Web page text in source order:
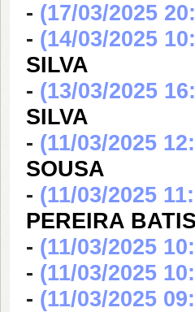
- (17/03/2025
- (14/03/2025
SILVA
- (13/03/2025
SILVA
- (11/03/2025
SOUSA
- (11/03/2025
PEREIRA
- (11/03/2025
- (11/03/2025
- (11/03/2025